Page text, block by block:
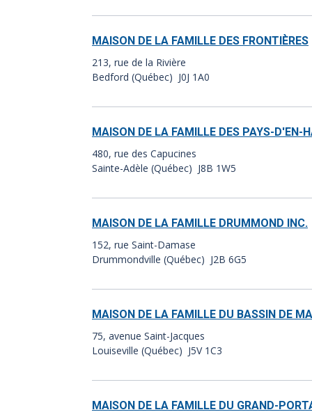
MAISON DE LA FAMILLE DES FRONTIÈRES
213, rue de la Rivière
Bedford (Québec) J0J 1A0
MAISON DE LA FAMILLE DES PAYS-D'EN-
480, rue des Capucines
Sainte-Adèle (Québec) J8B 1W5
MAISON DE LA FAMILLE DRUMMOND INC.
152, rue Saint-Damase
Drummondville (Québec) J2B 6G5
MAISON DE LA FAMILLE DU BASSIN DE
75, avenue Saint-Jacques
Louiseville (Québec) J5V 1C3
MAISON DE LA FAMILLE DU GRAND-